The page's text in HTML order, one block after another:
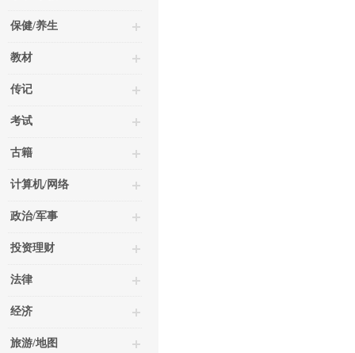
保健/养生
教材
传记
考试
古籍
计算机/网络
政治/军事
投资理财
法律
经济
旅游/地图